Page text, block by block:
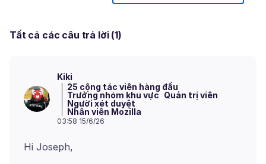
Tất cả các câu trả lời (1)
Kiki
25 cộng tác viên hàng đầu
Trưởng nhóm khu vực Quản trị viên
Người xét duyệt
Nhân viên Mozilla
03:58 15/6/26